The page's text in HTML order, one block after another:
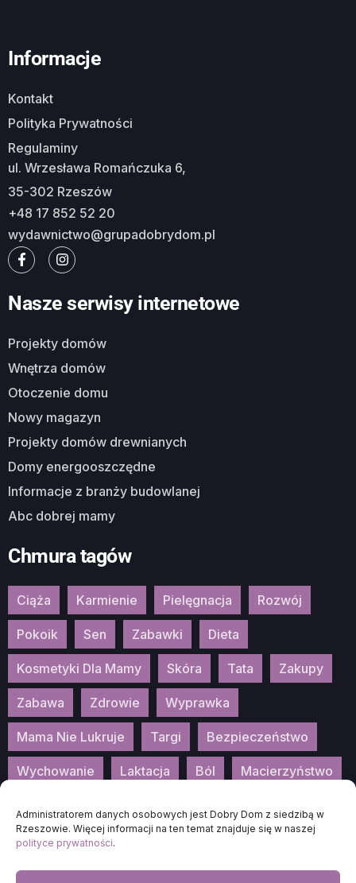
Administratorem danych osobowych jest Dobry Dom z siedzibą w
Rzeszowie. Więcej informacji na ten temat znajduje się w naszej
polityce prywatności.
Informacje
Kontakt
Polityka Prywatności
Regulaminy
ul. Wrzesława Romańczuka 6,
35-302 Rzeszów
+48 17 852 52 20
wydawnictwo@grupadobrydom.pl
Nasze serwisy internetowe
Projekty domów
Wnętrza domów
Otoczenie domu
Nowy magazyn
Projekty domów drewnianych
Domy energooszczędne
Informacje z branży budowlanej
Abc dobrej mamy
Chmura tagów
Ciąża Karmienie Pielęgnacja Rozwój
Pokoik Sen Zabawki Dieta
Kosmetyki Dla Mamy Skóra Tata Zakupy
Zabawa Zdrowie Wyprawka
Mama Nie Lukruje Targi Bezpieczeństwo
Wychowanie Laktacja Ból Macierzyństwo